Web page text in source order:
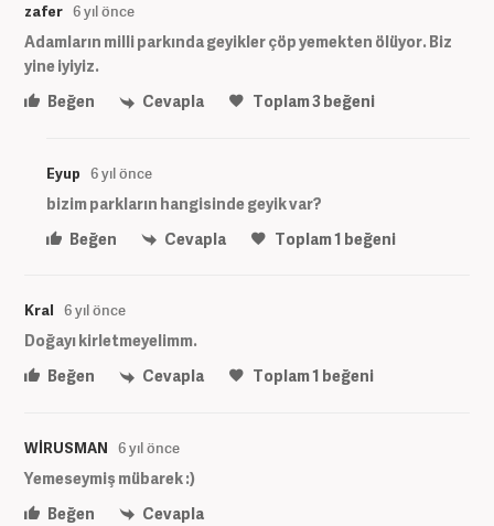
zafer 6 yıl önce
Adamların milli parkında geyikler çöp yemekten ölüyor. Biz
yine iyiyiz.
Beğen
Cevapla Toplam3beğeni
Eyup 6 yıl önce
bizim parkların hangisinde geyik var?
Beğen
Cevapla Toplam1 beğeni
Kral 6 yıl önce
Doğayı kirletmeyelimm.
Beğen
Cevapla Toplam1 beğeni
WİRUSMAN 6 yıl önce
Yemeseymiş mübarek :)
Beğen
Cevapla